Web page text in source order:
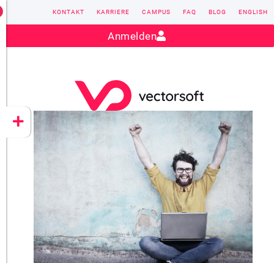
CONZEPT 16
YEET
Kontakt:sales@vectorsoft.de
KONTAKT KARRIERE CAMPUS FAQ BLOG ENGLISH
Anmelden